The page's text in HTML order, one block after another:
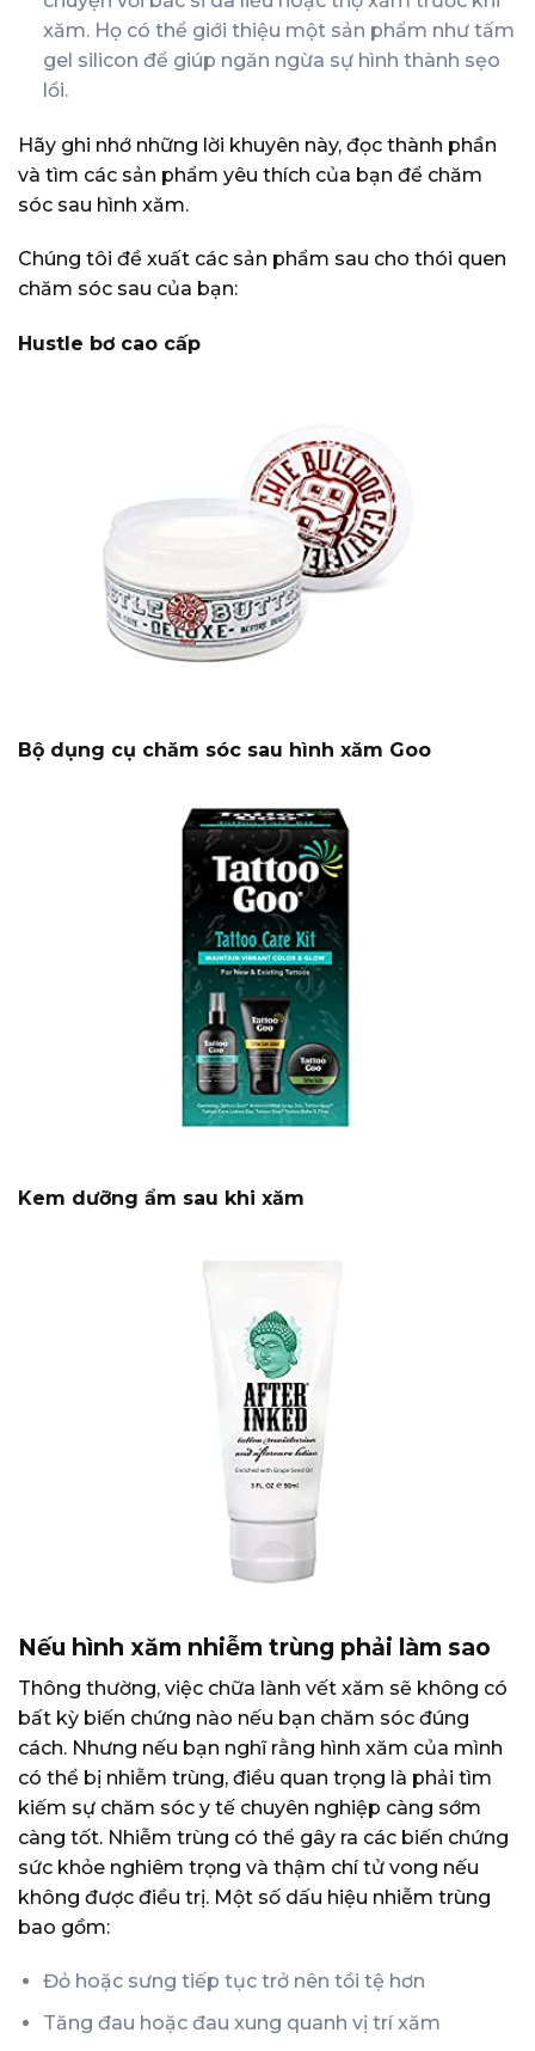
xăm. Họ có thể giới thiệu một sản phẩm như tấm
gel silicon để giúp ngăn ngừa sự hình thành sẹo
lồi.
Hãy ghi nhớ những lời khuyên này, đọc thành phần
và tìm các sản phẩm yêu thích của bạn để chăm
sóc sau hình xăm.
Chúng tôi đề xuất các sản phẩm sau cho thói quen
chăm sóc sau của bạn:
Hustle bơ cao cấp
Bộ dụng cụ chăm sóc sau hình xăm Goo
Kem dưỡng ẩm sau khi xăm
Nếu hình xăm nhiễm trùng phải làm sao
Thông thường, việc chữa lành vết xăm sẽ không có
bất kỳ biến chứng nào nếu bạn chăm sóc đúng
cách. Nhưng nếu bạn nghĩ rằng hình xăm của mình
có thể bị nhiễm trùng, điều quan trọng là phải tìm
kiếm sự chăm sóc y tế chuyên nghiệp càng sớm
càng tốt. Nhiễm trùng có thể gây ra các biến chứng
sức khỏe nghiêm trọng và thậm chí tử vong nếu
không được điều trị. Một số dấu hiệu nhiễm trùng
bao gồm:
Đỏ hoặc sưng tiếp tục trở nên tồi tệ hơn
Tăng đau hoặc đau xung quanh vị trí xăm